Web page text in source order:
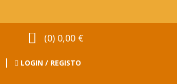
(0) 0,00 €
LOGIN / REGISTO